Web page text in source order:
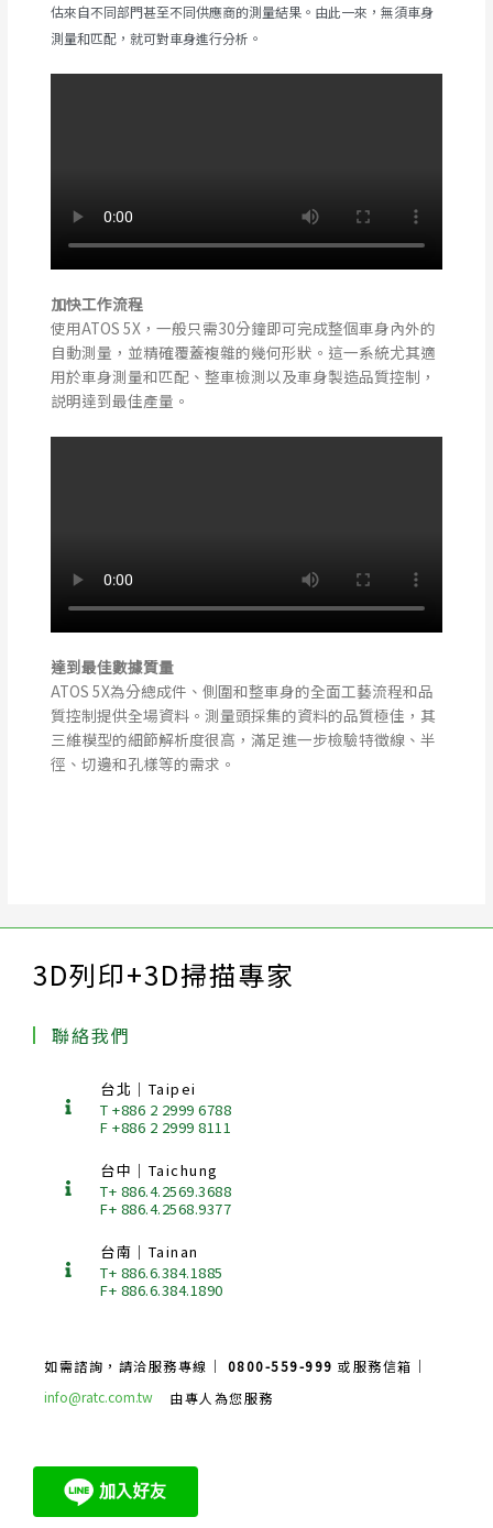
估來自不同部門甚至不同供應商的測量結果。由此一來，無須車身
測量和匹配，就可對車身進行分析。
加快工作流程
使用ATOS 5X，一般只需30分鐘即可完成整個車身內外的
自動測量，並精確覆蓋複雜的幾何形狀。這一系統尤其適
用於車身測量和匹配、整車檢測以及車身製造品質控制，
説明達到最佳產量。
達到最佳數據質量
ATOS 5X為分總成件、側圍和整車身的全面工藝流程和品
質控制提供全場資料。測量頭採集的資料的品質極佳，其
三維模型的細節解析度很高，滿足進一步檢驗特徵線、半
徑、切邊和孔樣等的需求。
3D列印+3D掃描專家
聯絡我們
台北｜Taipei
T +886 2 2999 6788
F +886 2 2999 8111
台中｜Taichung
T+ 886.4.2569.3688
F+ 886.4.2568.9377
台南｜Tainan
T+ 886.6.384.1885
F+ 886.6.384.1890
如需諮詢，請洽服務專線｜ 0800-559-999 或服務信箱｜
info@ratc.com.tw
由專人為您服務